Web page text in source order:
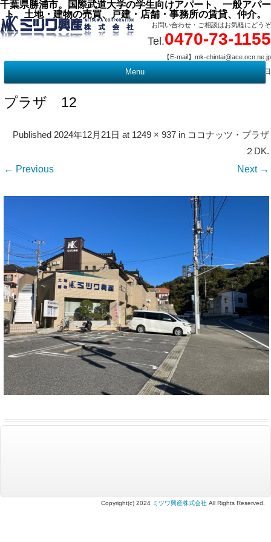
千葉県勝浦市。国際武道大学の学生向けアパート、一般アパー
ト、土地・建物の売買、戸建・店舗・事務所の賃貸、仲介。
お問い合わせ・ご相談はお気軽にどうぞ
Tel.0470-73-1155
【E-mail】mk-chintai@ace.ocn.ne.jp
【営業時間】09:00 ～ 17:15 【定 休 日】水曜・祭日
Menu
プラザ 12
Published2024年12月21日 at 1249 × 937 in ココナッツ・プラザ
２DK.
← Previous Next →
Copyright(c) 2024 ミツワ興産株式会社 All Rights Reserved.